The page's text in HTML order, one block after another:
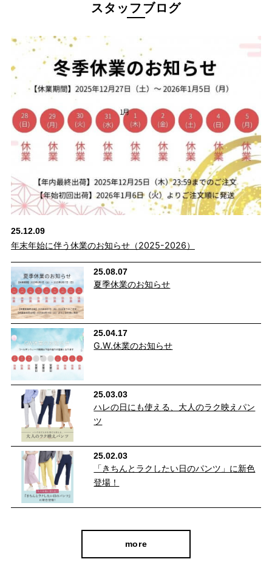
はっ水加工で付着した汚れも落ちやすい！
水も汚れも寄せつけない。だから、いつでもキレイ♪
（※注 繰り返しの洗濯によって効果は低下します。）
スタッフブログ
25.12.09
年末年始に伴う休業のお知らせ（2025-2026）
25.08.07
夏季休業のお知らせ
25.04.17
G.W.休業のお知らせ
25.03.03
ハレの日にも使える、大人のラク映えパン
ツ
25.02.03
「きちんとラクしたい日のパンツ」に新色
登場！
more